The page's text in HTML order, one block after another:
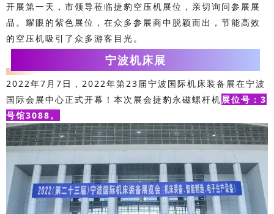
开展第一天，市领导莅临捷豹空压机展位，亲切询问参展展
品。耀眼的紫色展位，在众多参展商中脱颖而出，节能高效
的空压机吸引了众多游客目光。
宁波机床展
2022年7月7日，2022年第23届宁波国际机床装备展在宁波
国际会展中心正式开幕！本次展会捷豹永磁螺杆机展位号：3
号馆3088。